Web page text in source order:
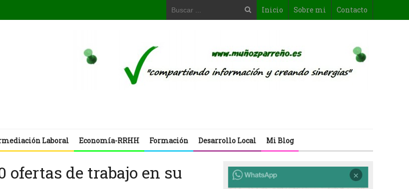
Inicio Sobre mi Contacto
Laboral Economía-RRHH Formación Desarrollo Local Mi Blog
ofertas de trabajo en su